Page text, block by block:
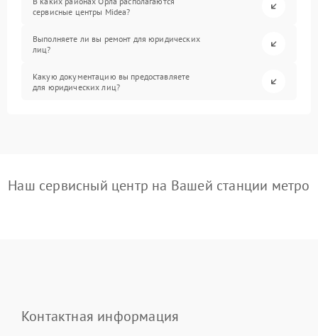
сервисные центры Midea?
Выполняете ли вы ремонт для юридических
лиц?
Какую документацию вы предоставляете
для юридических лиц?
Наш сервисный центр на Вашей станции метро
Контактная информация